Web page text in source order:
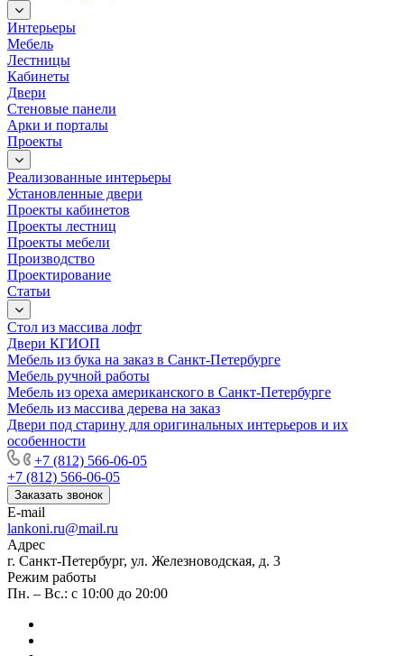
Интерьеры
Мебель
Лестницы
Кабинеты
Двери
Стеновые панели
Арки и порталы
Проекты
Реализованные интерьеры
Установленные двери
Проекты кабинетов
Проекты лестниц
Проекты мебели
Производство
Проектирование
Статьи
Стол из массива лофт
Двери КГИОП
Мебель из бука на заказ в Санкт-Петербурге
Мебель ручной работы
Мебель из ореха американского в Санкт-Петербурге
Мебель из массива дерева на заказ
Двери под старину для оригинальных интерьеров и их
особенности
+7 (812) 566-06-05
+7 (812) 566-06-05
Заказать звонок
E-mail
lankoni.ru@mail.ru
Адрес
г. Санкт-Петербург, ул. Железноводская, д. 3
Режим работы
Пн. – Вс.: с 10:00 до 20:00